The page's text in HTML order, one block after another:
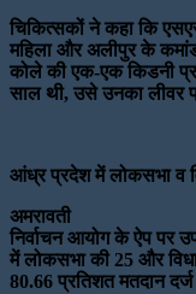
चिकित्सकों ने कहा कि
महिला और अलीपुर के कमांड
कोले की एक-एक किडनी
साल थी, उसे उनका लीवर
आंध्र प्रदेश में लोकसभा व
अमरावती
निर्वाचन आयोग के ऐप पर
में लोकसभा की 25 और
80.66 प्रतिशत मतदान दर्ज